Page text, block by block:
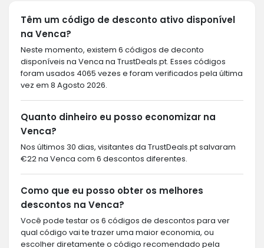
Têm um código de desconto ativo disponível
na Venca?
Neste momento, existem 6 códigos de deconto
disponíveis na Venca na TrustDeals.pt. Esses códigos
foram usados 4065 vezes e foram verificados pela última
vez em 8 Agosto 2026.
Quanto dinheiro eu posso economizar na
Venca?
Nos últimos 30 dias, visitantes da TrustDeals.pt salvaram
€22 na Venca com 6 descontos diferentes.
Como que eu posso obter os melhores
descontos na Venca?
Você pode testar os 6 códigos de descontos para ver
qual código vai te trazer uma maior economia, ou
escolher diretamente o código recomendado pela